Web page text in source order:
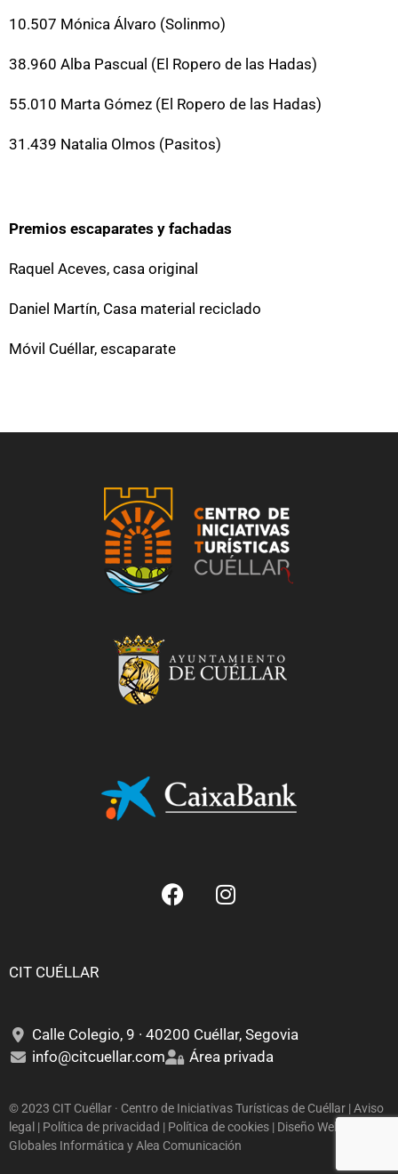
10.507 Mónica Álvaro (Solinmo)
38.960 Alba Pascual (El Ropero de las Hadas)
55.010 Marta Gómez (El Ropero de las Hadas)
31.439 Natalia Olmos (Pasitos)
Premios escaparates y fachadas
Raquel Aceves, casa original
Daniel Martín, Casa material reciclado
Móvil Cuéllar, escaparate
CIT CUÉLLAR
Calle Colegio, 9 · 40200 Cuéllar, Segovia
info@citcuellar.com
Área privada
© 2023 CIT Cuéllar · Centro de Iniciativas Turísticas de Cuéllar | Aviso
legal | Política de privacidad | Política de cookies | Diseño Web:
Globales Informática yAlea Comunicación